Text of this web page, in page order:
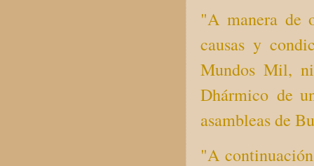
"A manera de
causas y
Mundos Mil,
Dhármico de
asambleas de
"A